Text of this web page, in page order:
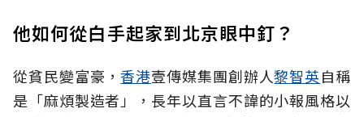
他如何從白手起家到北京眼中釘？
從貧民變富豪，香港壹傳媒集團創辦人黎智英自稱
是「麻煩製造者」，長年以直言不諱的小報風格以